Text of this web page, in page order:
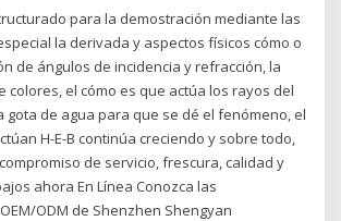
para la demostración mediante las
la derivada y aspectos físicos cómo o
de ángulos de incidencia y refracción, la
colores, el cómo es que actúa los rayos del
gota de agua para que se dé el fenómeno, el
H-E-B continúa creciendo y sobre todo,
de servicio, frescura, calidad y
ahora En Línea Conozca las
ODM de Shenzhen Shengyan